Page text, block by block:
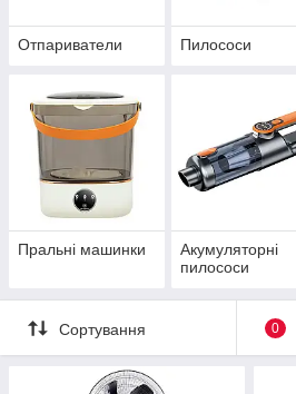
Отпариватели Пилососи
Пральні машинки
Акумуляторні
пилососи
Сортування 0